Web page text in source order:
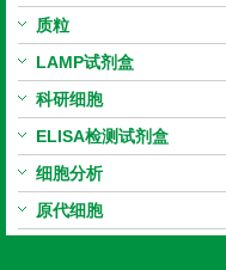
质粒
LAMP试剂盒
科研细胞
ELISA检测试剂盒
细胞分析
原代细胞